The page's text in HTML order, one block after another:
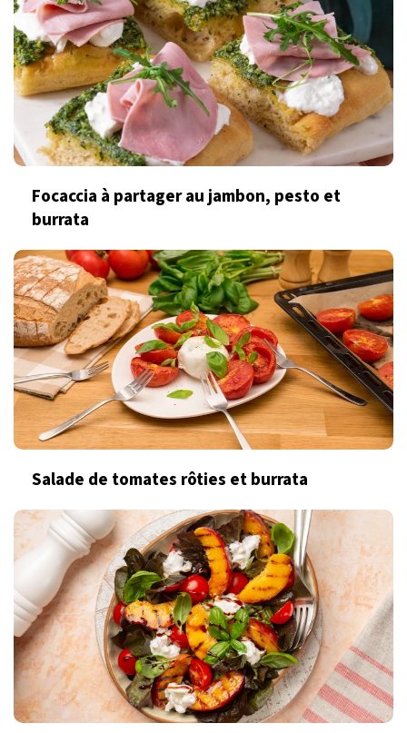
Focaccia à partager au jambon, pesto et
burrata
Salade de tomates rôties et burrata